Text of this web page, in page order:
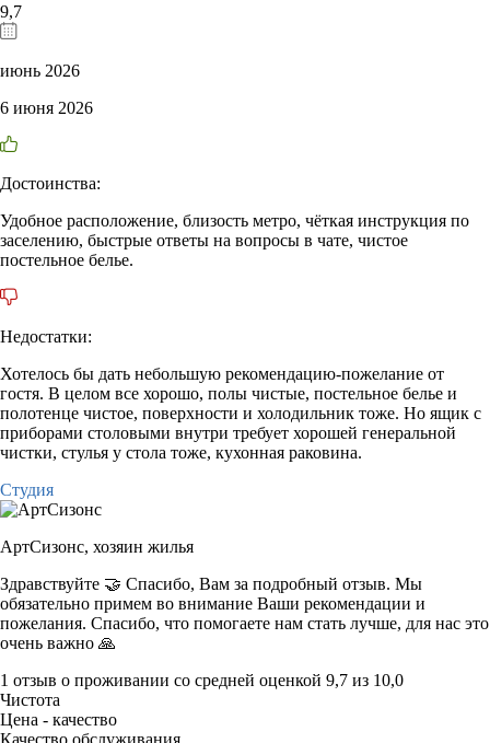
9,7
июнь 2026
6 июня 2026
Достоинства:
Удобное расположение, близость метро, чёткая инструкция по
заселению, быстрые ответы на вопросы в чате, чистое
постельное белье.
Недостатки:
Хотелось бы дать небольшую рекомендацию-пожелание от
гостя. В целом все хорошо, полы чистые, постельное белье и
полотенце чистое, поверхности и холодильник тоже. Но ящик с
приборами столовыми внутри требует хорошей генеральной
чистки, стулья у стола тоже, кухонная раковина.
Студия
АртСизонс, хозяин жилья
Здравствуйте 🤝 Спасибо, Вам за подробный отзыв. Мы
обязательно примем во внимание Ваши рекомендации и
пожелания. Спасибо, что помогаете нам стать лучше, для нас это
очень важно 🙏
1 отзыв о проживании со средней оценкой 9,7 из 10,0
Чистота
Цена - качество
Качество обслуживания